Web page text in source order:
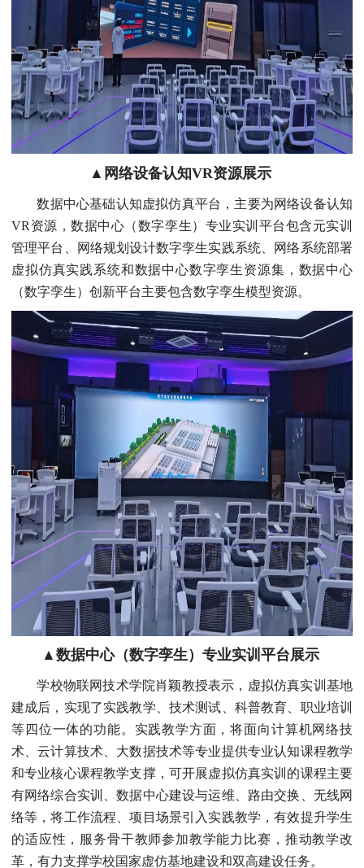
▲网络设备认知VR资源展示
数据中心基础认知虚拟仿真平台，主要为网络设备认知
VR资源，数据中心（数字孪生）专业实训平台包含元实训
管理平台、网络规划设计数字孪生实践系统、网络系统部署
虚拟仿真实践系统和数据中心数字孪生资源集，数据中心
（数字孪生）创新平台主要包含数字孪生模型资源。
▲数据中心（数字孪生）专业实训平台展示
学校物联网技术学院肖颖教授表示，虚拟仿真实训基地
建成后，实现了实践教学、技术测试、科普教育、职业培训
等四位一体的功能。实践教学方面，将面向计算机网络技
术、云计算技术、大数据技术等专业提供专业认知课程教学
和专业核心课程教学支撑，可开展虚拟仿真实训的课程主要
有网络综合实训、数据中心建设与运维、路由交换、无线网
络等，将工作流程、项目场景引入实践教学，有效提升学生
的适应性，服务骨干教师参加教学能力比赛，推动教学改
革，有力支撑学校国家虚仿基地建设和双高建设任务。